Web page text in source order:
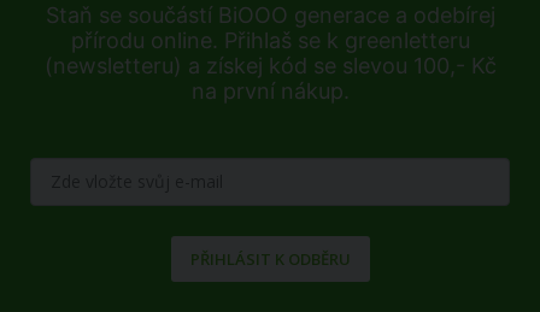
Staň se součástí BiOOO generace a odebírej
přírodu online. Přihlaš se k greenletteru
(newsletteru) a získej kód se slevou 100,- Kč
na první nákup.
PŘIHLÁSIT K ODBĚRU